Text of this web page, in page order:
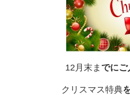
12月末 ま でにご
クリスマス特典